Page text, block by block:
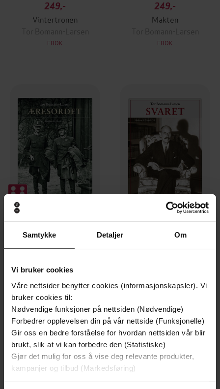
Samtykke Detaljer Om
Vi bruker cookies
Våre nettsider benytter cookies (informasjonskapsler). Vi
bruker cookies til:
Nødvendige funksjoner på nettsiden (Nødvendige)
Forbedrer opplevelsen din på vår nettside (Funksjonelle)
Gir oss en bedre forståelse for hvordan nettsiden vår blir
brukt, slik at vi kan forbedre den (Statistiske)
Gjør det mulig for oss å vise deg relevante produkter,
kampanjer og tilbud (Markedsføring)
249,-
Vintertronen
Tor Bomann-Larsen
EBOK
249,-
Makten
Tor Bomann-Larsen
EBOK
249,-
EBOK
249,-
Premium Premium